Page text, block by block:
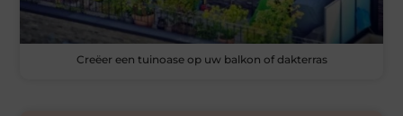
Creëer een tuinoase op uw balkon of dakterras